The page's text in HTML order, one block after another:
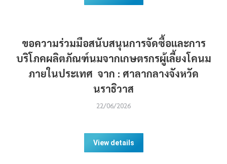
ขอความร่วมมือสนับสนุนการจัดซื้อและการ
บริโภคผลิตภัณฑ์นมจากเกษตรกรผู้เลี้ยงโคนม
ภายในประเทศ จาก : ศาลากลางจังหวัด
นราธิวาส
22/06/2026
View details